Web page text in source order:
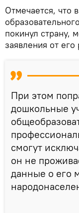
Отмечается, что
покинул страну,
заявления от его
При этом
дошкольные
смогут
он не
данные о его